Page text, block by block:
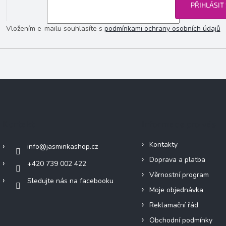
Vložením e-mailu souhlasíte s podmínkami ochrany osobních údajů
PŘIHLÁSIT
info@jasminkashop.cz
+420 739 002 422
Sledujte nás na facebooku
Kontakty
Doprava a platba
Věrnostní program
Moje objednávka
Reklamační řád
Obchodní podmínky